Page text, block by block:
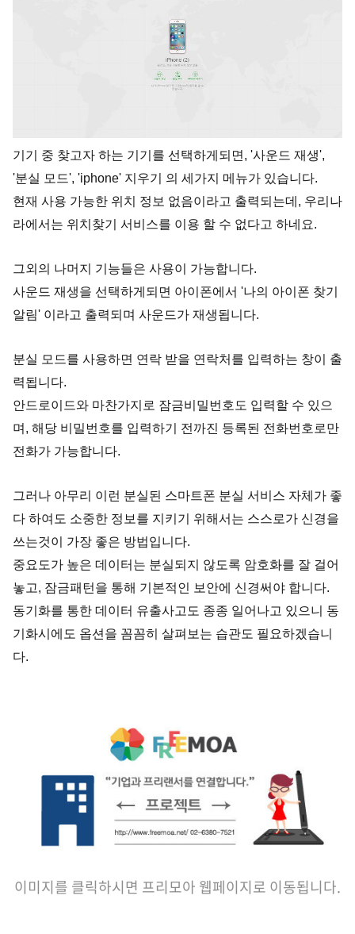
기기 중 찾고자 하는 기기를 선택하게되면, '사운드 재생',
'분실 모드', 'iphone' 지우기 의 세가지 메뉴가 있습니다.
현재 사용 가능한 위치 정보 없음이라고 출력되는데, 우리나
라에서는 위치찾기 서비스를 이용 할 수 없다고 하네요.
그외의 나머지 기능들은 사용이 가능합니다.
사운드 재생을 선택하게되면 아이폰에서 '나의 아이폰 찾기
알림' 이라고 출력되며 사운드가 재생됩니다.
분실 모드를 사용하면 연락 받을 연락처를 입력하는 창이 출
력됩니다.
안드로이드와 마찬가지로 잠금비밀번호도 입력할 수 있으
며, 해당 비밀번호를 입력하기 전까진 등록된 전화번호로만
전화가 가능합니다.
그러나 아무리 이런 분실된 스마트폰 분실 서비스 자체가 좋
다 하여도 소중한 정보를 지키기 위해서는 스스로가 신경을
쓰는것이 가장 좋은 방법입니다.
중요도가 높은 데이터는 분실되지 않도록 암호화를 잘 걸어
놓고, 잠금패턴을 통해 기본적인 보안에 신경써야 합니다.
동기화를 통한 데이터 유출사고도 종종 일어나고 있으니 동
기화시에도 옵션을 꼼꼼히 살펴보는 습관도 필요하겠습니
다.
이미지를 클릭하시면 프리모아 웹페이지로 이동됩니다.